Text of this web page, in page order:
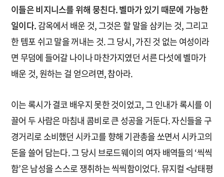
이들은 비지니스를 위해 뭉친다. 벨마가 있기 때문에 가능한
일이다. 감옥에서 배운 것, 그것은 할 말을 삼키는 것, 그리고
한 템포 쉬고 말을 꺼내는 것. 그 당시, 가진 것 없는 여성이라
면 무덤에 들어갈 나이나 마찬가지였던 서른 다섯에 벨마가
배운 것, 원하는 걸 얻으려면, 참아라.
이는 록시가 결코 배우지 못한 것이었고, 그 인내가 록시를 이
끌어 두 사람은 마침내 콤비로 큰 성공을 거둔다. 자신들을 구
경거리로 소비했던 시카고를 향해 기관총을 쏘면서 시카고의
돈을 쓸어 담는다. 그 당시 브로드웨이의 여자 배역들의 ‘씩씩
함’은 남성을 스스로 쟁취하는 씩씩함이었다. 뮤지컬 <남태평